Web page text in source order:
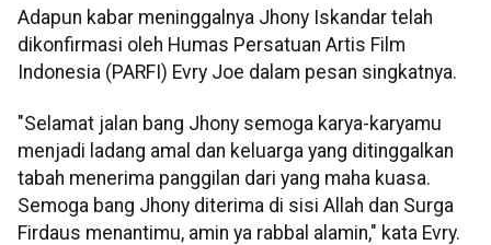
Adapun kabar meninggalnya Jhony Iskandar telah
dikonfirmasi oleh Humas Persatuan Artis Film
Indonesia (PARFI) Evry Joe dalam pesan singkatnya.
"Selamat jalan bang Jhony semoga karya-karyamu
menjadi ladang amal dan keluarga yang ditinggalkan
tabah menerima panggilan dari yang maha kuasa.
Semoga bang Jhony diterima di sisi Allah dan Surga
Firdaus menantimu, amin ya rabbal alamin," kata Evry.